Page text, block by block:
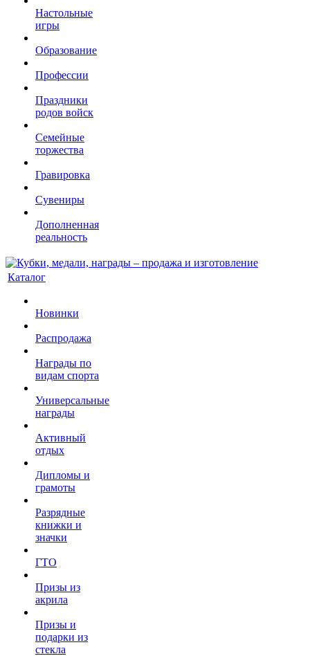
Настольные
игры
Образование
Профессии
Праздники
родов войск
Семейные
торжества
Гравировка
Сувениры
Дополненная
реальность
Каталог
Новинки
Распродажа
Награды по
видам спорта
Универсальные
награды
Активный
отдых
Дипломы и
грамоты
Разрядные
книжки и
значки
ГТО
Призы из
акрила
Призы и
подарки из
стекла